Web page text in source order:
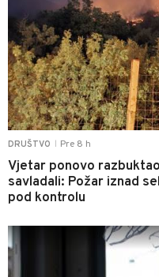
DRUŠTVO Pre 8 h
Vjetar ponovo
savladali: Požar iznad
pod kontrolu